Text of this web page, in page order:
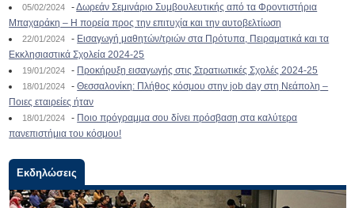
05/02/2024 -Δωρεάν Σεμινάριο Συμβουλευτικής από τα Φροντιστήρια
Μπαχαράκη – Η πορεία προς την επιτυχία και την αυτοβελτίωση
22/01/2024 - Εισαγωγή μαθητών/τριών στα Πρότυπα, Πειραματικά και τα
Εκκλησιαστικά Σχολεία 2024-25
19/01/2024 - Προκήρυξη εισαγωγής στις Στρατιωτικές Σχολές 2024-25
18/01/2024 -Θεσσαλονίκη: Πλήθος κόσμου στην job day στη Νεάπολη –
Ποιες εταιρείες ήταν
18/01/2024 - Ποιο πρόγραμμα σου δίνει πρόσβαση στα καλύτερα
πανεπιστήμια του κόσμου!
Εκδηλώσεις